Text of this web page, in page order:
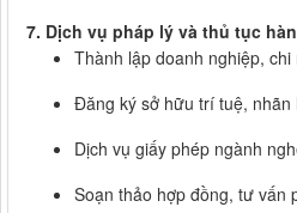
7. Dịch vụ pháp lý và thủ tục
Thành lập doanh nghiệp,
Đăng ký sở hữu trí tuệ, nhãn
Dịch vụ giấy phép ngành
Soạn thảo hợp đồng, tư vấn